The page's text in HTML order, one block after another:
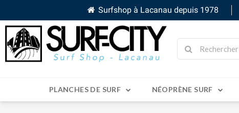
Surfshop à Lacanau depuis 1978
PLANCHES DE SURF NÉOPRÈNE SURF